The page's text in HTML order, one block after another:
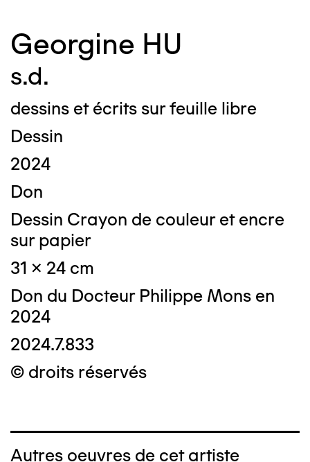
Georgine HU
s.d.
dessins et écrits sur feuille libre
Dessin
2024
Don
Dessin Crayon de couleur et encre
sur papier
31 x 24 cm
Don du Docteur Philippe Mons en
2024
2024.7.833
© droits réservés
Autres oeuvres de cet artiste